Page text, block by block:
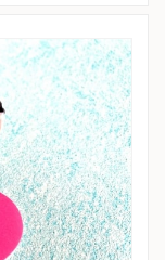
直接お問い合わせ